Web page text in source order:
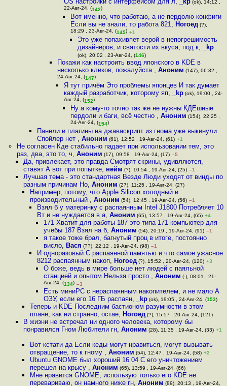
(ok), 14:12 ,
22-Авг-24, (142)
Вот именно, что работаю, а не пepдoлю конфиги
Если вы не знали, то работа 821, Ногоед (?),
18:29 , 23-Авг-24, (145) +1
Это уже попахивпет верой в непогрешимость
дизайнеров, и святости их вкуса, под к, _kp
(ok), 20:02 , 23-Авг-24, (146)
Покажи как настроить ввод японского в KDE в
несколько кликов, пожалуйста , Аноним (147), 06:32 ,
24-Авг-24, (147)
Я тут причём Это проблемы японцев И так думает
каждый разработчик, которому яп, _kp(ok), 19:00 , 24-
Авг-24, (152)
Ну а кому-то точно так же не нужны КДЕшные
пердоли и баги, всё честно ,Аноним (154), 22:25 ,
24-Авг-24, (154)
Панели и плагины на джаваскрипт из гнома уже выкинули
Спойлер нет , Аноним (61), 12:52 , 19-Авг-24, (61) +1
Не согласен Кде стабильно падает при использовании тем, это
раз, два, это то, ч, Аноним (17), 09:58 , 19-Авг-24, (17) –5
Да, привлекает, это правда Смотрят скрины, удивляются,
ставят А вот при попытке, нейм (?), 10:54 , 19-Авг-24, (25) –1
Лучшая тема - это стандартная Везде Люди уходят от винды по
разным причинам Но, Аноним (27), 11:25 , 19-Авг-24, (27)
Например, потому, что Apple Silicon холодный и
производительный ,Аноним (54), 12:45 , 19-Авг-24, (56) –1
Взял б у материнку с распаянным Intel J1800 Потребляет 10
Вт и не нуждается в а, Аноним (65), 13:57 , 19-Авг-24, (65) +4
171 Хватит для работы 187 это типа 171 компьютер для
учёбы 187 Взял на б, Аноним (54), 20:19 , 19-Авг-24, (91) –1
я такое тоже брал, багнутый проц в итоге, постоянно
висло, Вася (??), 22:12 , 19-Авг-24, (98) –1
И одноразовый С распаянной памятью и что самое ужасное
8212 распаянным накоп, Ногоед(?), 15:52 , 20-Авг-24, (120) +3
О боже, ведь в мире больше нет людей с паяльной
станцией и опытом Нельзя просто , Аноним (-), 08:01 , 21-
Авг-24, (134) –3
Есть миниPC с нераспаянным накопителем, и не мало А
ОЗУ, если его 16 ГБ распаян, _kp(ok), 19:05 , 24-Авг-24, (153)
Теперь и KDE Последним бастионом разумности в этом
плане, как ни странно, остае, Ногоед (?), 15:57 , 20-Авг-24, (121)
В жизни не встречал ни одного человека, которому бы
понравился Гном Любители гн, Аноним (28), 11:35 , 19-Авг-24, (33) +1
Вот кстати да Если кеды могут нравиться, могут вызывать
отвращение, то к гному ,Аноним (54), 12:47 , 19-Авг-24, (58) +2
Ubuntu GNOME был хороший 16 04 С его уничтожением
перешел на крысу ,Аноним (65), 13:59 , 19-Авг-24, (66)
Мне нравится GNOME, использую только его KDE не
перевариваю, он намного ниже гн,Аноним (89), 20:13 , 19-Авг-24,